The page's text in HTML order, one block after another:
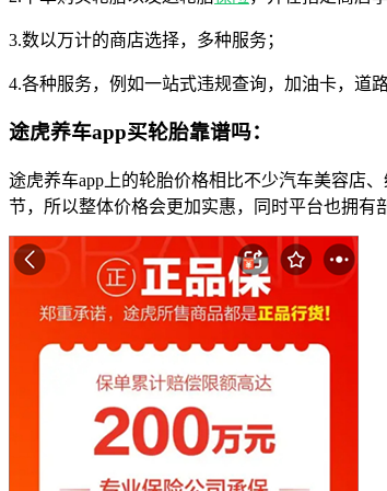
3.数以万计的商店选择，多种服务；
4.各种服务，例如一站式违规查询，加油卡，道路
途虎养车app买轮胎靠谱吗：
途虎养车app上的轮胎价格相比不少汽车美容店
节，所以整体价格会更加实惠，同时平台也拥有